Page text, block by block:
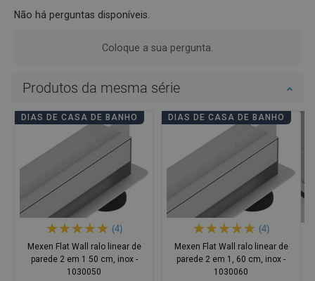
Não há perguntas disponíveis.
Coloque a sua pergunta.
Produtos da mesma série
DIAS DE CASA DE BANHO
(4)
Mexen Flat Wall ralo linear de
parede 2 em 1 50 cm, inox -
1030050
DIAS DE CASA DE BANHO
(4)
Mexen Flat Wall ralo linear de
parede 2 em 1, 60 cm, inox -
1030060